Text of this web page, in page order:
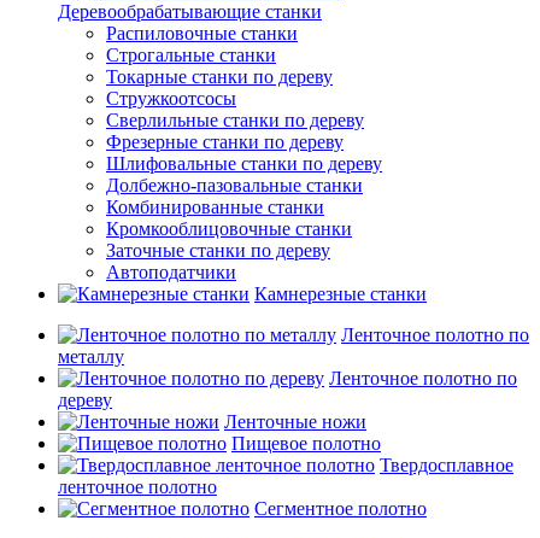
Деревообрабатывающие станки
Распиловочные станки
Строгальные станки
Токарные станки по дереву
Стружкоотсосы
Сверлильные станки по дереву
Фрезерные станки по дереву
Шлифовальные станки по дереву
Долбежно-пазовальные станки
Комбинированные станки
Кромкооблицовочные станки
Заточные станки по дереву
Автоподатчики
Камнерезные станки
Ленточное полотно по
металлу
Ленточное полотно по
дереву
Ленточные ножи
Пищевое полотно
Твердосплавное
ленточное полотно
Сегментное полотно